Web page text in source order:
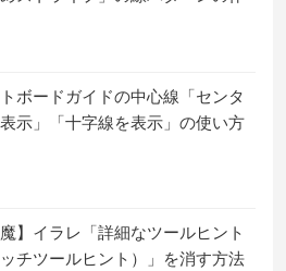
ボードガイドの中心線「センタ
示」「十字線を表示」の使い方
魔】イラレ「詳細なツールヒント
チツールヒント）」を消す方法